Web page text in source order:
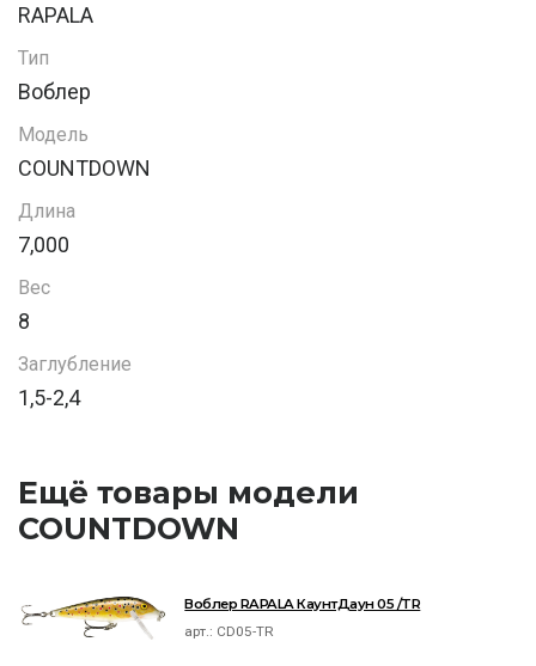
RAPALA
Тип
Воблер
Модель
COUNTDOWN
Длина
7,000
Вес
8
Заглубление
1,5-2,4
Ещё товары модели
COUNTDOWN
Воблер RAPALA КаунтДаун 05 /TR
арт.: CD05-TR